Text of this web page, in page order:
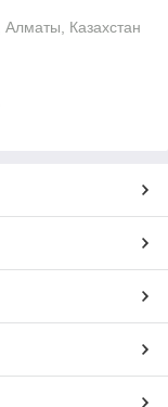
Казахстан